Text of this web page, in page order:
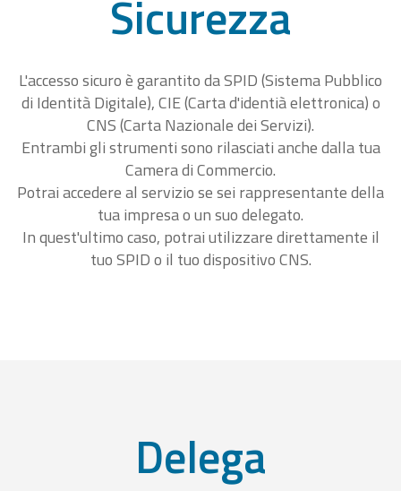
Sicurezza
L'accesso sicuro è garantito da SPID (Sistema Pubblico
di Identità Digitale), CIE (Carta d'identià elettronica) o
CNS (Carta Nazionale dei Servizi).
Entrambi gli strumenti sono rilasciati anche dalla tua
Camera di Commercio.
Potrai accedere al servizio se sei rappresentante della
tua impresa o un suo delegato.
In quest'ultimo caso, potrai utilizzare direttamente il
tuo SPID o il tuo dispositivo CNS.
Delega